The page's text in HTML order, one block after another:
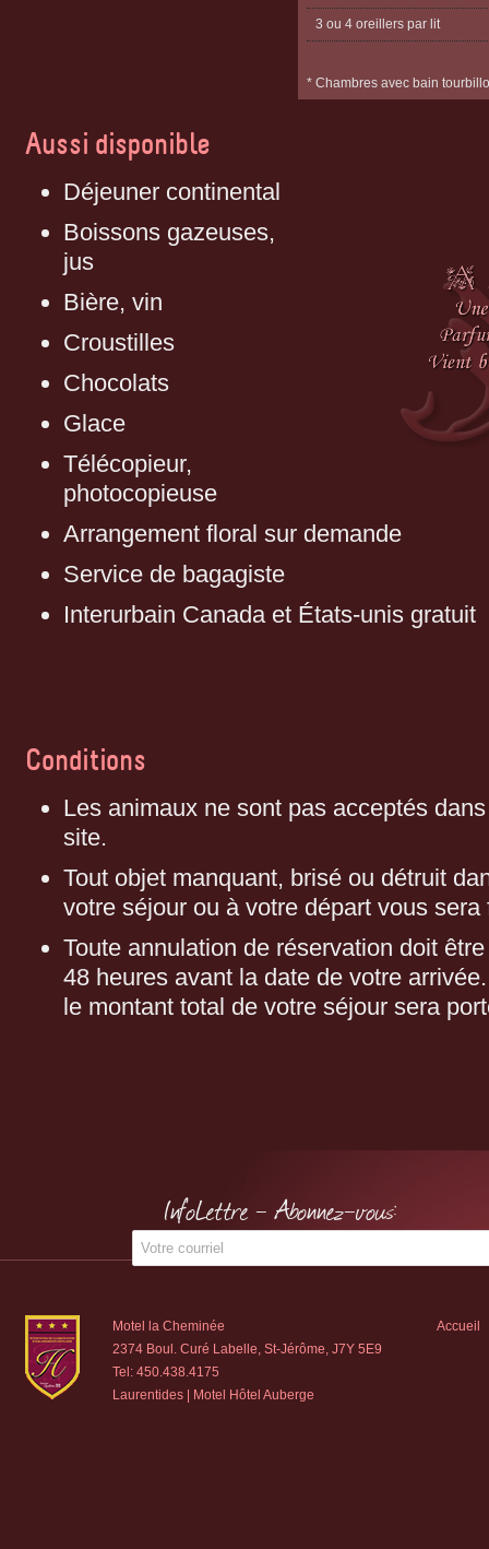
3 ou 4 oreillers par lit
* Chambres avec bain
Aussi disponible
Déjeuner continental
Boissons gazeuses,
jus
Bière, vin
Croustilles
Chocolats
Glace
Télécopieur,
photocopieuse
Arrangement floral sur demande
Service de bagagiste
Interurbain Canada et États-unis gratuit
Conditions
Les animaux ne sont pas acceptés
site.
Tout objet manquant, brisé ou détruit
votre séjour ou à votre départ vous sera
Toute annulation de réservation doit
48 heures avant la date de votre
le montant total de votre séjour sera
InfoLettre - Abonnez-vous:
Motel la Cheminée
2374 Boul. Curé Labelle, St-Jérôme, J7Y 5E9
Tel: 450.438.4175
Laurentides | Motel Hôtel Auberge
Accueil